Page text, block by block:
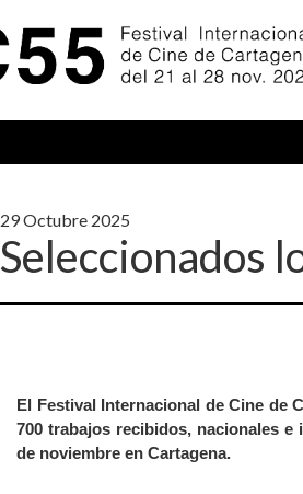
29 Octubre 2025
Seleccionados
El Festival Internacional de Cine de
700 trabajos recibidos, nacionales
de noviembre en Cartagena.